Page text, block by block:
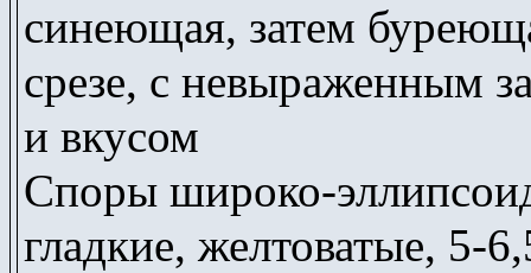
синеющая, затем
срезе, с невыраженным
и вкусом
Споры широко-
гладкие, желтоватые, 5-